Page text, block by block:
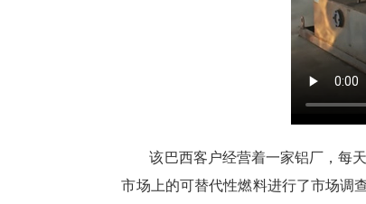
该巴西客户经营着一家铝厂，每
市场上的可替代性燃料进行了市场调